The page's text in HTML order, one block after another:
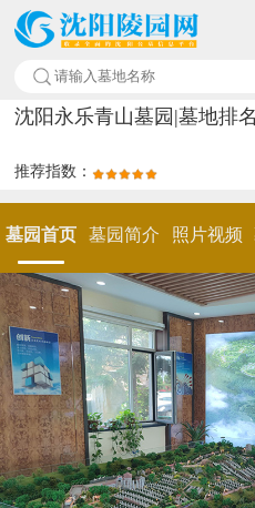
沈阳永乐青山墓园|墓地排
推荐指数：
墓园首页 墓园简介 照片视频